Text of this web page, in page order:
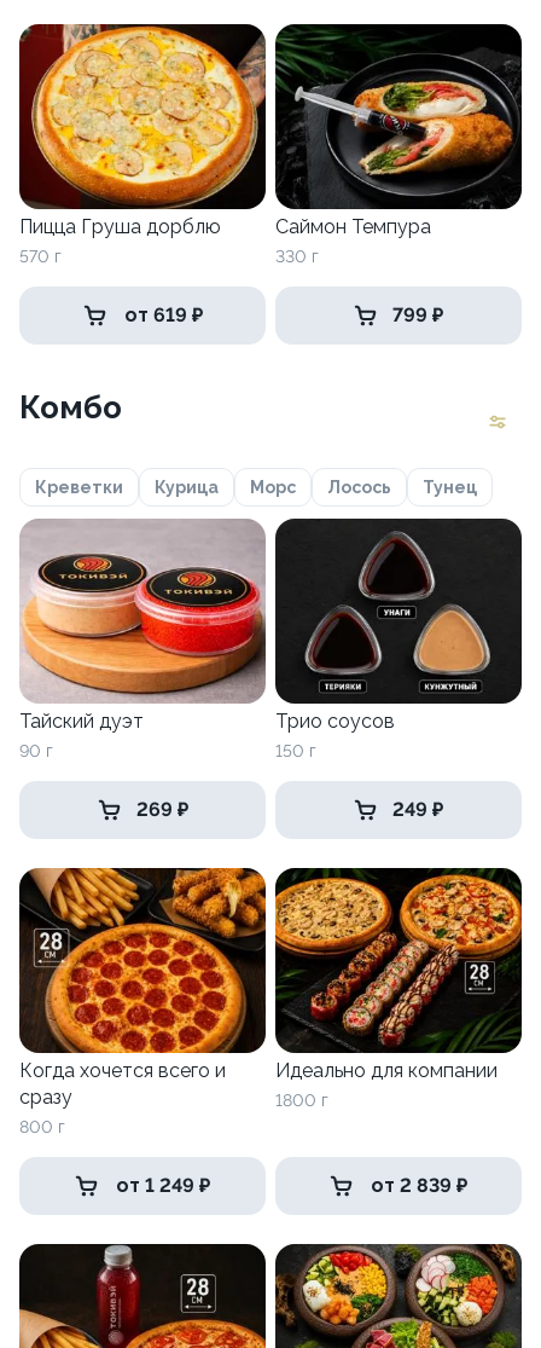
Пицца Груша дорблю
570 г
от 619 ₽
Саймон Темпура
330 г
799 ₽
Комбо
Креветки Курица Морс Лосось Тунец
Тайский дуэт
90 г
269 ₽
Трио соусов
150 г
249 ₽
Когда хочется всего и
сразу
800 г
от 1 249 ₽
Идеально для компании
1800 г
от 2 839 ₽